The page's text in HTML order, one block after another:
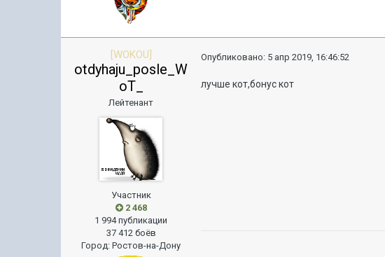
[WOKOU]
otdyhaju_posle_W
oT_
Лейтенант
Участник
2 468
1 994 публикации
37 412 боёв
Город:Ростов-на-Дону
Опубликовано: 5 апр 2019, 16:46:52
лучше кот,бонус кот